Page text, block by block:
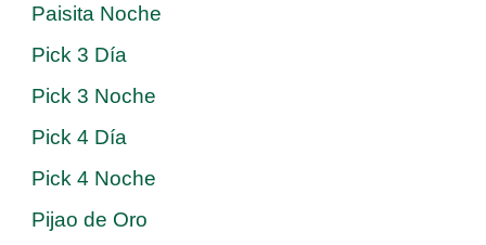
Paisita Noche
Pick 3 Día
Pick 3 Noche
Pick 4 Día
Pick 4 Noche
Pijao de Oro